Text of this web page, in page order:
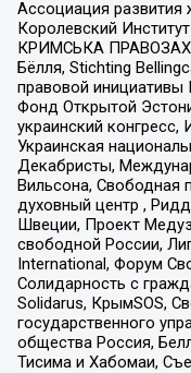
Ассоциация развития
Королевский
КРИМСЬКА
Бёлля, Stichting
правовой инициативы
Фонд Открытой
украинский
Украинская
Декабристы,
Вильсона, Свободная
духовный центр ,
Швеции, Проект
свободной России,
International, Форум
Солидарность с
Solidarus, КрымSOS,
государственного
общества Россия,
Тисима и Хабомаи,